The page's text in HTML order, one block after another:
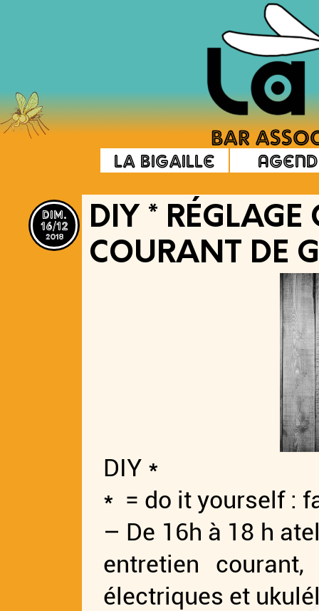
La Bigaille
dim.
16/12
2018
DIY * RÉGLAGE
COURANT DE
DIY *
* = do it yourself :
– De 16h à 18 h
entretien
électriques et